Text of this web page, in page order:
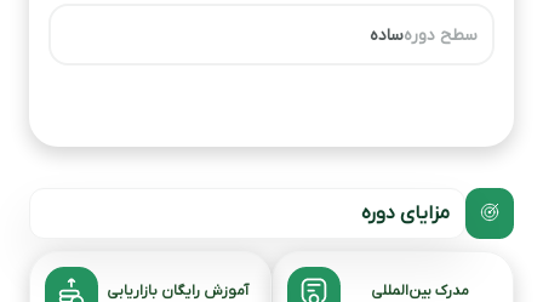
سطح دورهساده
مزایای دوره
مدرک بین‌المللی آموزش رایگان بازاریابی